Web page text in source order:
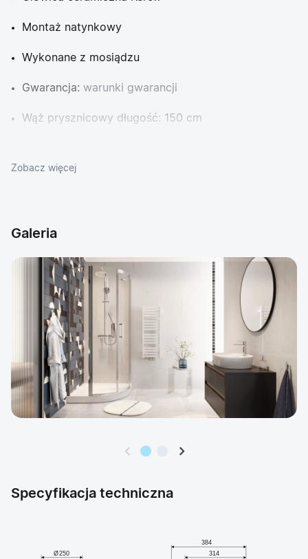
Montaż natynkowy
Wykonane z mosiądzu
Gwarancja: warunki gwarancji
Wąż prysznicowy długość: 150 cm
chromowanie
Zobacz więcej
Galeria
Specyfikacja techniczna